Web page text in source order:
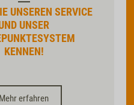
UNSEREN SERVICE
UNSER
KENNEN!
Mehr erfahren